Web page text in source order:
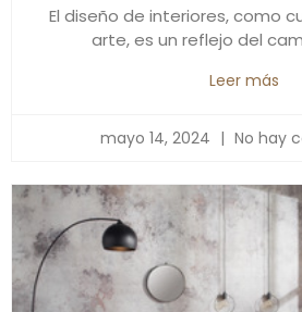
El diseño de interiores, como
arte, es un reflejo del
Leer más
mayo 14, 2024 No hay